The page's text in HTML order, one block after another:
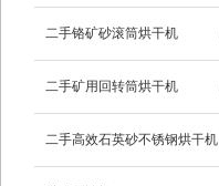
二手铬矿砂滚筒烘干机
二手矿用回转筒烘干机
二手高效石英砂不锈钢烘干机